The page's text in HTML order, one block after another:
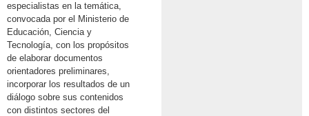
especialistas en la temática,
convocada por el Ministerio de
Educación, Ciencia y
Tecnología, con los propósitos
de elaborar documentos
orientadores preliminares,
incorporar los resultados de un
diálogo sobre sus contenidos
con distintos sectores del